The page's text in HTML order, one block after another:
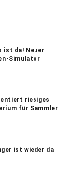
ist da! Neuer
Simulator
riesiges
für Sammler
ist wieder da